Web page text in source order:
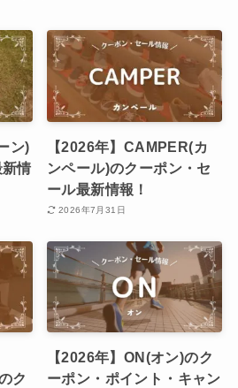
ン)
情
【2026年】CAMPER(カ
ンペール)のクーポン・セ
ール最新情報！
2026年7月31日
ク
【2026年】ON(オン)のク
ーポン・ポイント・キャン